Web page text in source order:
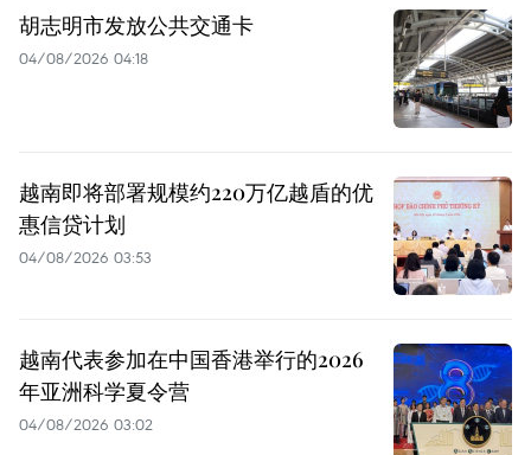
胡志明市发放公共交通卡
04/08/2026 04:18
越南即将部署规模约220万亿越盾的优
惠信贷计划
04/08/2026 03:53
越南代表参加在中国香港举行的2026
年亚洲科学夏令营
04/08/2026 03:02